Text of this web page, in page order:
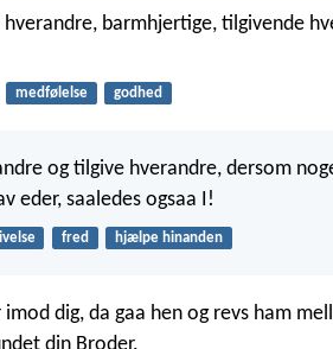
barmhjertige, tilgivende
medfølelse godhed
og tilgive hverandre, dersom
eder, saaledes ogsaa I!
fred hjælpe hinanden
dig, da gaa hen og revs ham